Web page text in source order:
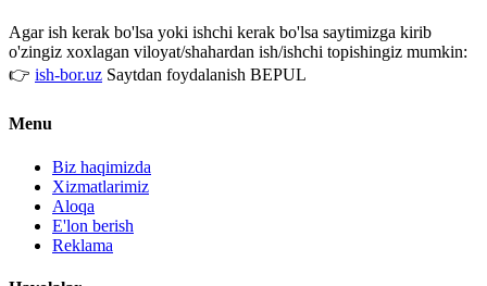
Agar ish kerak bo'lsa yoki ishchi kerak bo'lsa saytimizga kirib
o'zingiz xoxlagan viloyat/shahardan ish/ishchi topishingiz mumkin:
👉 ish-bor.uz Saytdan foydalanish BEPUL
Menu
Biz haqimizda
Xizmatlarimiz
Aloqa
E'lon berish
Reklama